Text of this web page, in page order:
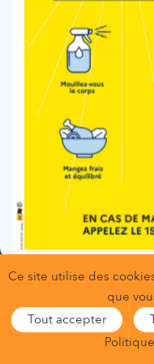
risque vous
Site de Neuilly-
Gestion
Conditions
Gestion des cookies
Ce site utilise des
que
Tout accepter